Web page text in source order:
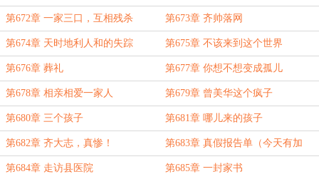
第672章 一家三口，互相残杀 第673章 齐帅落网
第674章 天时地利人和的失踪 第675章 不该来到这个世界
第676章 葬礼 第677章 你想不想变成孤儿
第678章 相亲相爱一家人 第679章 曾美华这个疯子
第680章 三个孩子 第681章 哪儿来的孩子
第682章 齐大志，真惨！ 第683章 真假报告单（今天有加
更）
第684章 走访县医院 第685章 一封家书